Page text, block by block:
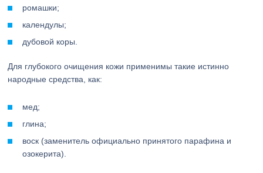
ромашки;
календулы;
дубовой коры.
Для глубокого очищения кожи применимы такие истинно
народные средства, как:
мед;
глина;
воск (заменитель официально принятого парафина и
озокерита).